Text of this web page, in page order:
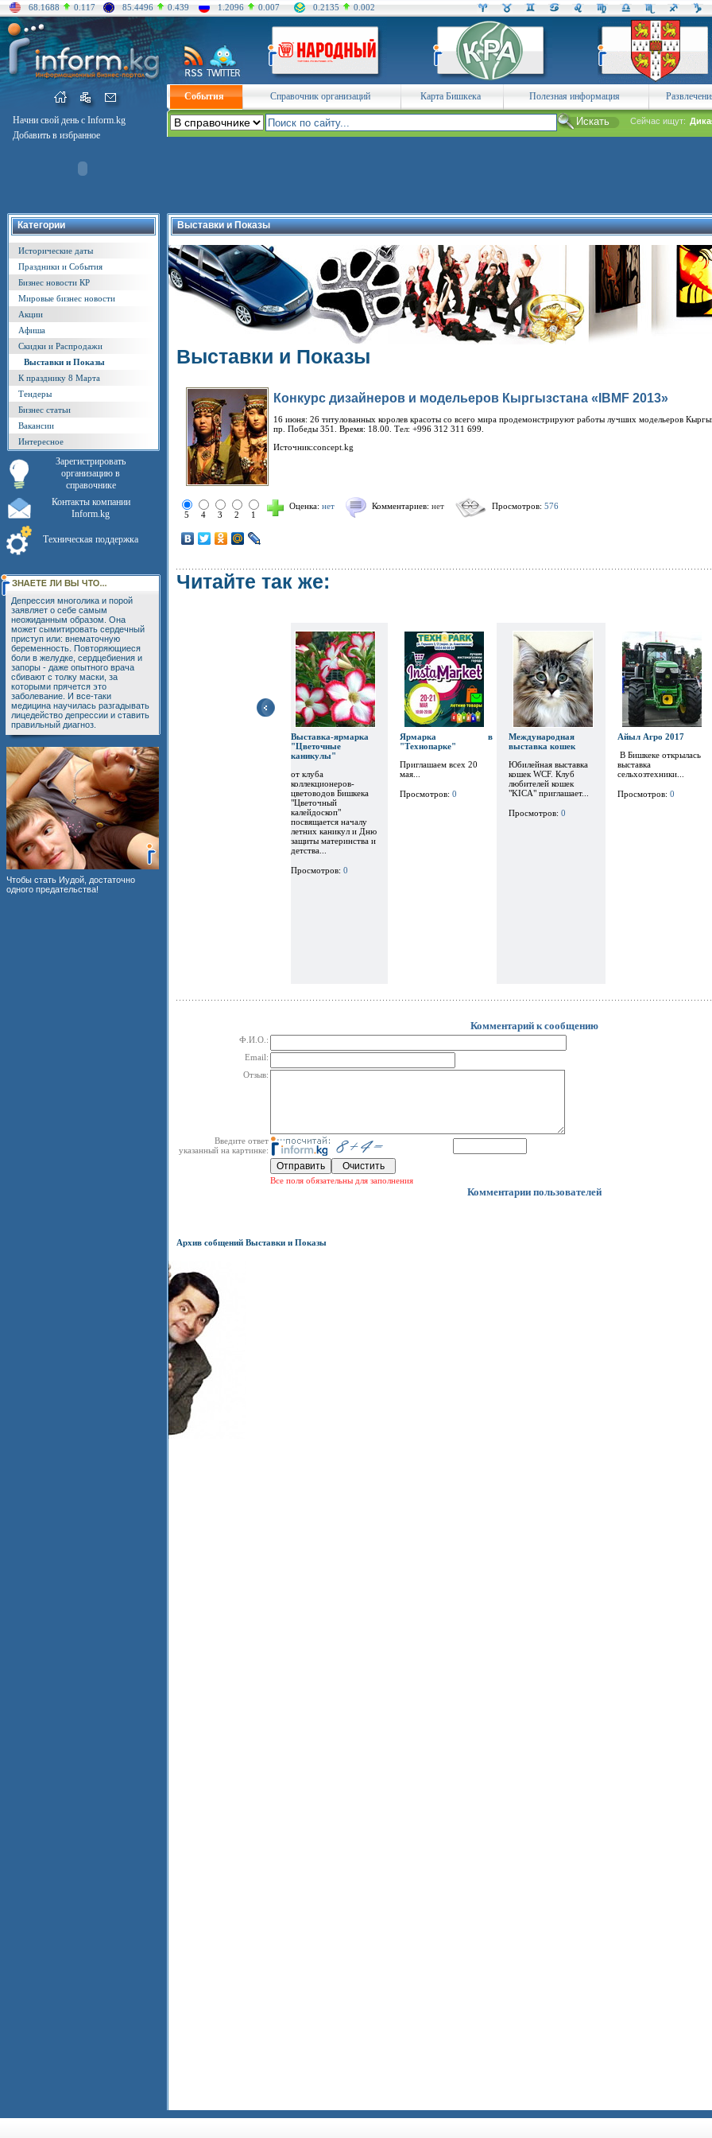
68.1688 0.117 85.4496 0.439 1.2096 0.007 0.2135 0.002
Начни свой день с Inform.kg
Добавить в избранное
События Справочник организаций Карта Бишкека Полезная информация
Сейчас ищут:
Категории
Исторические даты
Праздники и События
Бизнес новости КР
Мировые бизнес новости
Акции
Афиша
Скидки и Распродажи
Выставки и Показы
К празднику 8 Марта
Тендеры
Бизнес статьи
Вакансии
Интересное
Зарегистрировать
организацию в
справочнике
Контакты компании
Inform.kg
Техническая поддержка
Депрессия многолика и порой
заявляет о себе самым
неожиданным образом. Она
может сымитировать сердечный
приступ или: внематочную
беременность. Повторяющиеся
боли в желудке, сердцебиения и
запоры - даже опытного врача
сбивают с толку маски, за
которыми прячется это
заболевание. И все-таки
медицина научилась разгадывать
лицедейство депрессии и ставить
правильный диагноз.
Чтобы стать Иудой, достаточно
одного предательства!
Выставки и Показы
Выставки и Показы
Конкурс дизайнеров и модельеров Кыргызстана «IBMF 2013»
16 июня: 26 титулованных королев красоты со всего мира продемонстрируют работы лучших модельеров
пр. Победы 351. Время: 18.00. Тел: +996 312 311 699.
Источник:concept.kg
5 4 3 2 1
Оценка: нет Комментариев: нет Просмотров: 576
Читайте так же:
Выставка-ярмарка
"Цветочные
каникулы"
от клуба
коллекционеров-
цветоводов Бишкека
"Цветочный
калейдоскоп"
посвящается началу
летних каникул и Дню
защиты материнства и
детства...
Просмотров: 0
Ярмарка в
"Технопарке"
Приглашаем всех 20
мая...
Просмотров: 0
Международная
выставка кошек
Юбилейная выставка
кошек WCF. Клуб
любителей кошек
"KICA" приглашает...
Просмотров: 0
Айыл Агро 2017
В Бишкеке открылась
выставка
сельхозтехники...
Просмотров: 0
Комментарий к сообщению
Ф.И.О.:
Email:
Отзыв:
Введите ответ
указанный на картинке:
Все поля обязательны для заполнения
Комментарии пользователей
Архив собщений Выставки и Показы